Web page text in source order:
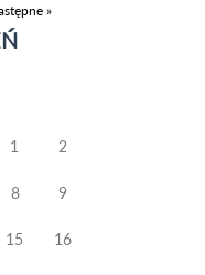
»
1 2
8 9
15 16